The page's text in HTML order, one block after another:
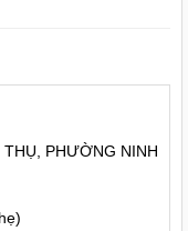
PHƯỜNG NINH